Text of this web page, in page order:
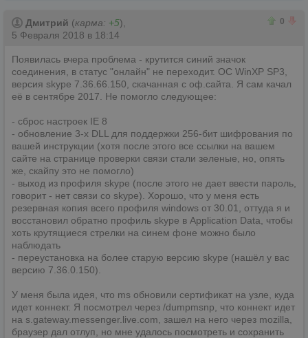
0
Дмитрий (карма: +5),
5 Февраля 2018 в 18:14
Появилась вчера проблема - крутится синий значок
соединения, в статус "онлайн" не переходит. ОС WinXP SP3,
версия skype 7.36.66.150, скачанная с оф.сайта. Я сам качал
её в сентябре 2017. Не помогло следующее:
- сброс настроек IE 8
- обновление 3-х DLL для поддержки 256-бит шифрования по
вашей инструкции (хотя после этого все ссылки на вашем
сайте на странице проверки связи стали зеленые, но, опять
же, скайпу это не помогло)
- выход из профиля skype (после этого не дает ввести пароль,
говорит - нет связи со skype). Хорошо, что у меня есть
резервная копия всего профиля windows от 30.01, оттуда я и
восстановил обратно профиль skype в Application Data, чтобы
хоть крутящиеся стрелки на синем фоне можно было
наблюдать
- переустановка на более старую версию skype (нашёл у вас
версию 7.36.0.150).
У меня была идея, что ms обновили сертификат на узле, куда
идет коннект. Я посмотрел через /dumpmsnp, что коннект идет
на s.gateway.messenger.live.com, зашел на него через mozilla,
браузер дал отлуп, но мне удалось посмотреть и сохранить